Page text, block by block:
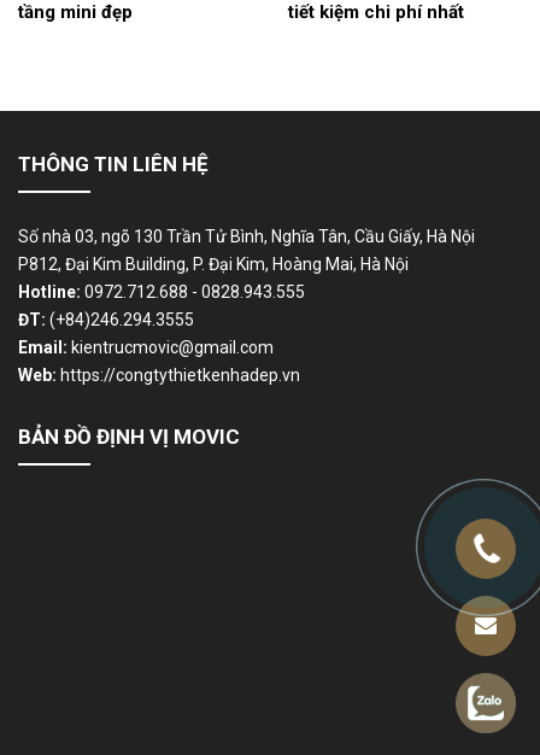
tầng mini đẹp
tiết kiệm chi phí nhất
THÔNG TIN LIÊN HỆ
Số nhà 03, ngõ 130 Trần Tử Bình, Nghĩa Tân, Cầu Giấy, Hà Nội
P812, Đại Kim Building, P. Đại Kim, Hoàng Mai, Hà Nội
Hotline: 0972.712.688 - 0828.943.555
ĐT: (+84)246.294.3555
Email: kientrucmovic@gmail.com
Web: https://congtythietkenhadep.vn
BẢN ĐỒ ĐỊNH VỊ MOVIC